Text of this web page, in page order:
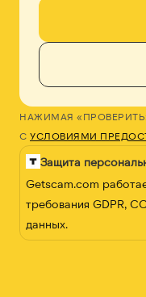
НАЖИМАЯ
С УСЛОВИЯМИ
Защита
Getscam.com
требования GDPR,
данных.